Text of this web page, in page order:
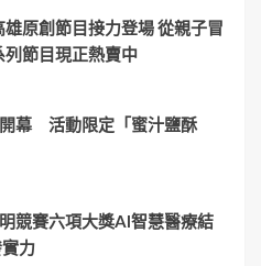
雄原創節目接力登場 從親子冒
節目現正熱賣中
幕 活動限定「蜜汁鹽酥
競賽六項大獎AI智慧醫療結
力